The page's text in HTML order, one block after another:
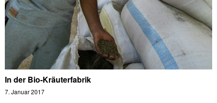
In der Bio-Kräuterfabrik
7. Januar 2017